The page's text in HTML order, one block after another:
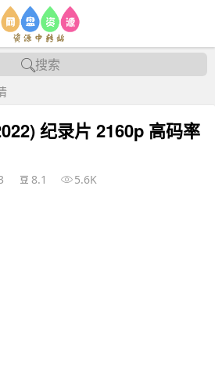
搜索
纪录片 2160p 高码率
8.1 5.6K